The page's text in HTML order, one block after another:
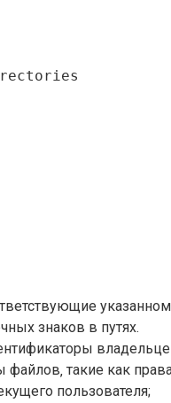
знаков в путях.
файлов‚ такие как
пользователя;